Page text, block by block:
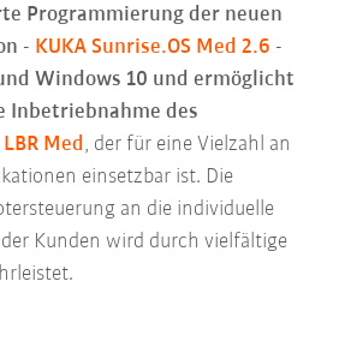
Programmierung der neuen
- KUKA Sunrise.OS Med 2.6 -
Windows 10 und ermöglicht
Inbetriebnahme des
LBR Med , der für eine Vielzahl an
einsetzbar ist. Die
an die individuelle
Kunden wird durch vielfältige